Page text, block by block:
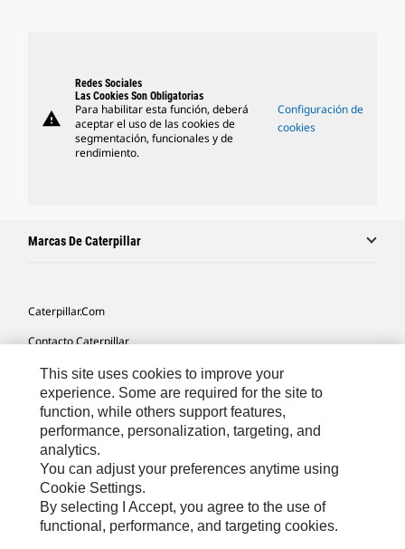
warning
Redes Sociales
Las Cookies Son Obligatorias
Para habilitar esta función, deberá
aceptar el uso de las cookies de
segmentación, funcionales y de
rendimiento.
Configuración de
cookies
Marcas De Caterpillar
Caterpillar.com
Contacto Caterpillar
Mis Preferencias De Marketing
Mapa Del Sitio
Cookie Settings
Aviso Legal
Privacidad
This site uses cookies to improve your
experience. Some are required for the site to
function, while others support features,
performance, personalization, targeting, and
analytics.
You can adjust your preferences anytime using
Cookie Settings.
By selecting I Accept, you agree to the use of
functional, performance, and targeting cookies.